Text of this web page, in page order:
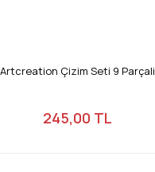
Artcreation Çizim Seti 9 Parçali
245,00 TL